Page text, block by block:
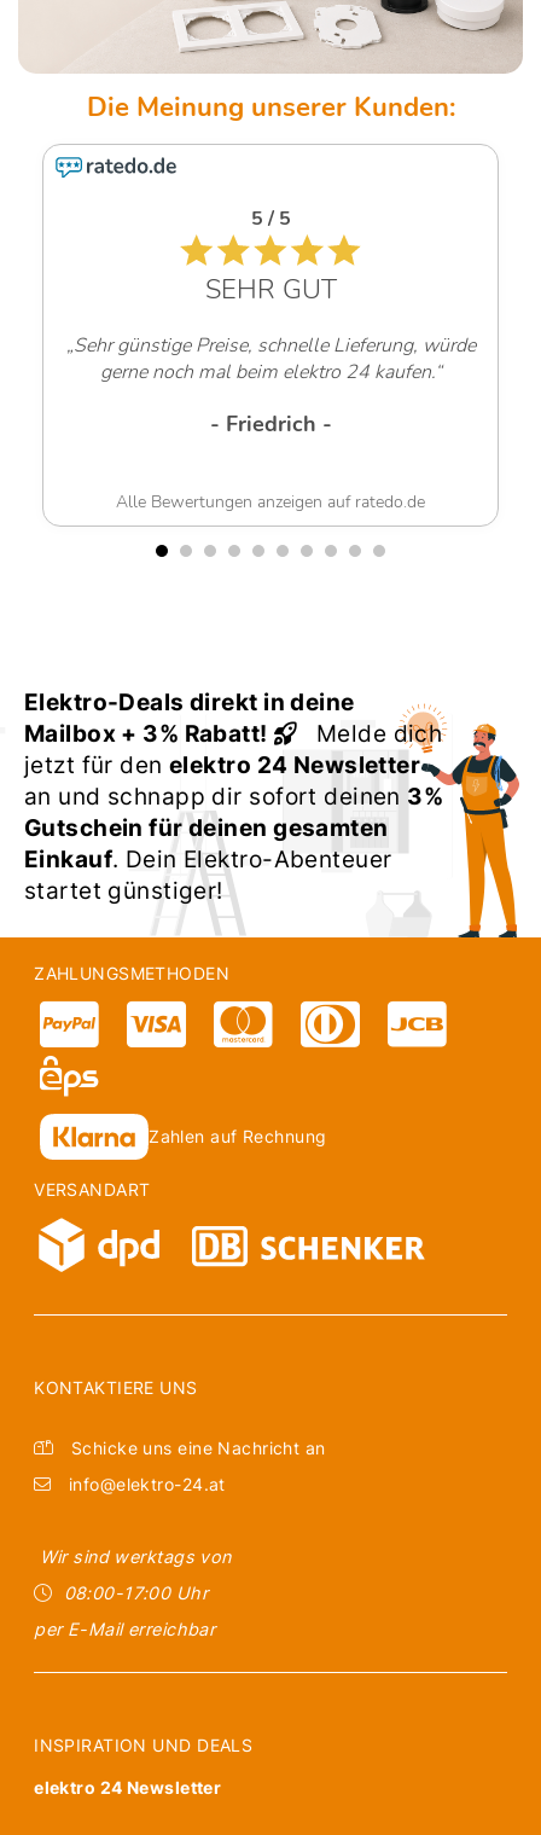
5 / 5
SEHR GUT
„Sehr günstige Preise, schnelle Lieferung, würde
gerne noch mal beim elektro 24 kaufen.“
- Friedrich -
Alle Bewertungen anzeigen auf ratedo.de
Elektro-Deals direkt in deine
Mailbox + 3% Rabatt!
Melde dich
jetzt für denelektro 24 Newsletter
an und schnapp dir sofort deinen 3%
Gutschein für deinen gesamten
Einkauf. Dein Elektro-Abenteuer
startet günstiger!
ZAHLUNGSMETHODEN
Zahlen auf Rechnung
VERSANDART
KONTAKTIERE UNS
Schicke uns eine Nachricht an
info@elektro-24.at
Wir sind werktags von
08:00-17:00 Uhr
per E-Mail erreichbar
INSPIRATION UND DEALS
elektro 24 Newsletter